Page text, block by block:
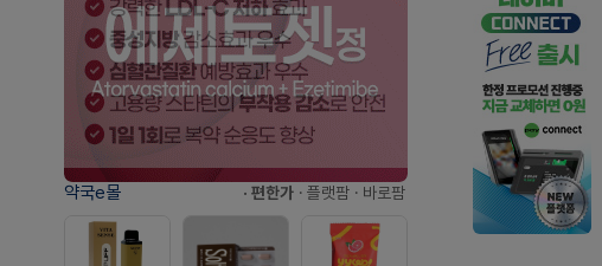
약국e몰 · 편한가 · 플랫팜 · 바로팜